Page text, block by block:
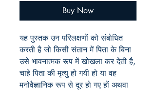
Buy Now
यह पुस्तक उन परिलक्षणों को संबोधित
करती है जो किसी संतान में पिता के बिना
उसे भावनात्मक रूप में खोखला कर देती है,
चाहे पिता की मृत्यु हो गयी हो या वह
मनोवैज्ञानिक रूप से दूर हो गए हों अथवा